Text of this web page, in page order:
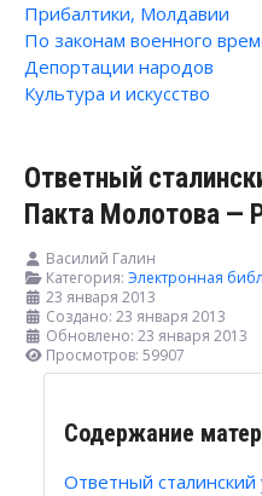
Прибалтики, Молдавии
По законам военного
Депортации народов
Культура и искусство
Ответный
Пакта Молотова —
Василий Галин
Категория: Электронная
23 января 2013
Создано: 23 января 2013
Обновлено: 23 января 2013
Просмотров: 59907
Содержание
Ответный сталинский